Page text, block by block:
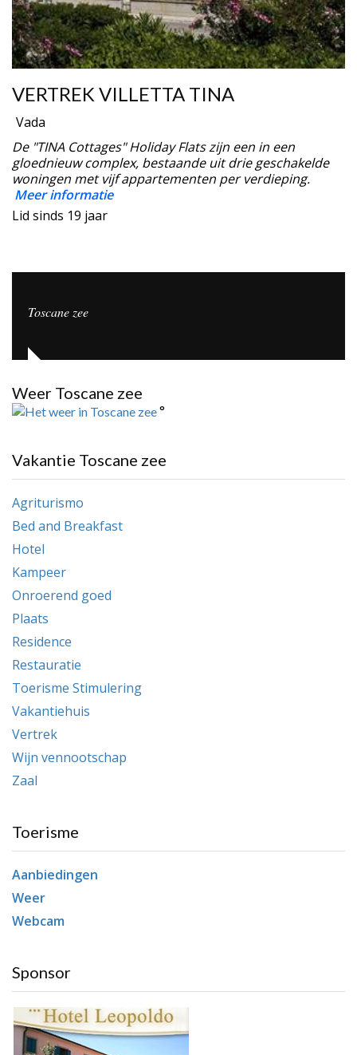
VERTREK VILLETTA TINA
Vada
De "TINA Cottages" Holiday Flats zijn een in een
gloednieuw complex, bestaande uit drie geschakelde
woningen met vijf appartementen per verdieping.
Meer informatie
Lid sinds 19 jaar
Toscane zee
Weer Toscane zee
°
Vakantie Toscane zee
Agriturismo
Bed and Breakfast
Hotel
Kampeer
Onroerend goed
Plaats
Residence
Restauratie
Toerisme Stimulering
Vakantiehuis
Vertrek
Wijn vennootschap
Zaal
Toerisme
Aanbiedingen
Weer
Webcam
Sponsor